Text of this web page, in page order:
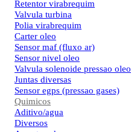
Retentor virabrequim
Valvula turbina
Polia virabrequim
Carter oleo
Sensor maf (fluxo ar)
Sensor nivel oleo
Valvula solenoide pressao oleo
Juntas diversas
Sensor egps (pressao gases)
Quimicos
Aditivo/agua
Diversos